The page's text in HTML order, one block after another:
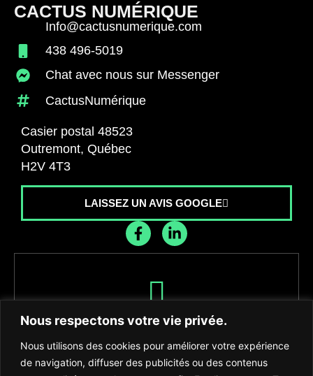
Nous respectons votre vie privée.
Nous utilisons des cookies pour améliorer votre expérience
de navigation, diffuser des publicités ou des contenus
CACTUS NUMÉRIQUE
Info@cactusnumerique.com
438 496-5019
Chat avec nous sur Messenger
CactusNumérique
Casier postal 48523
Outremont, Québec
H2V 4T3
LAISSEZ UN AVIS GOOGLE
Recevez les dernières nouvelles de